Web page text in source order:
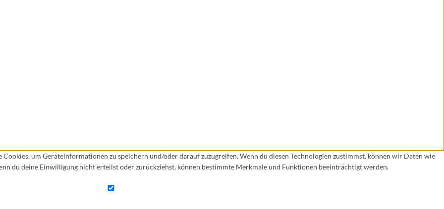
um Geräteinformationen zu speichern und/oder darauf zuzugreifen. Wenn du diesen Technologien zustimmst, können wir Daten wie
du deine Einwilligung nicht erteilst oder zurückziehst, können bestimmte Merkmale und Funktionen beeinträchtigt werden.